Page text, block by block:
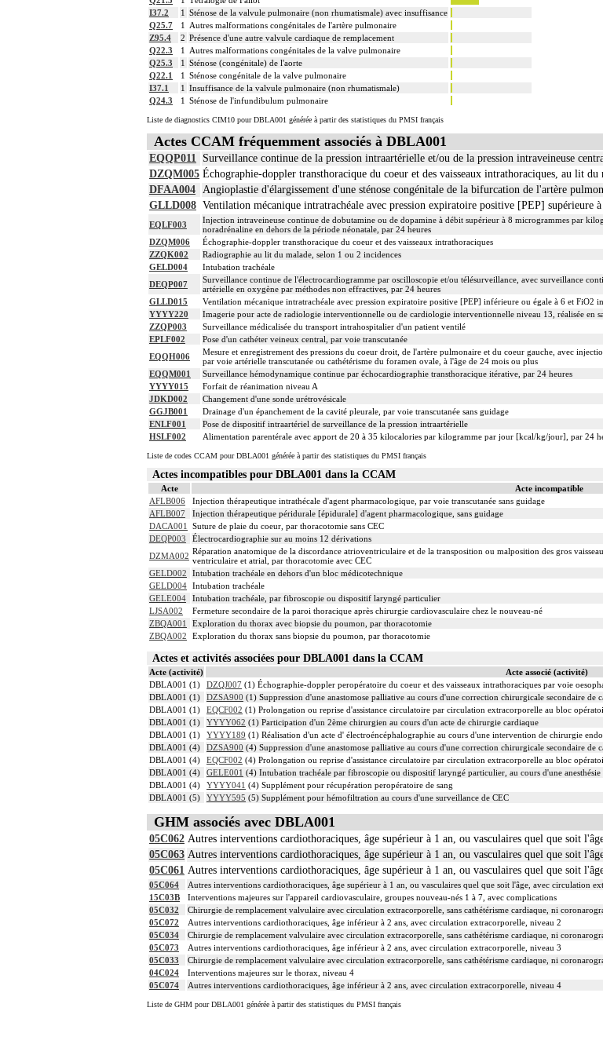
I37.2
1 Sténose de la valvule pulmonaire (non rhumatismale) avec insuffisance
Q25.7
1
Autres malformations congénitales de l'artère pulmonaire
Z95.4
2 Présence d'une autre valvule cardiaque de remplacement
Q22.3
1
Autres malformations congénitales de la valve pulmonaire
Q25.3
1 Sténose (congénitale) de l'aorte
Q22.1
1 Sténose congénitale de la valve pulmonaire
I37.1
1 Insuffisance de la valvule pulmonaire (non rhumatismale)
Q24.3
1 Sténose de l'infundibulum pulmonaire
Liste de diagnostics CIM10 pour DBLA001 générée à partir des statistiques du PMSI français
Actes CCAM fréquemment associés à DBLA001
EQQP011 Surveillance continue de la pression intraartérielle et/ou de la pression intraveineuse
DZQM005 Échographie-doppler transthoracique du coeur et des vaisseaux intrathoraciques, au lit du
DFAA004 Angioplastie d'élargissement d'une sténose congénitale de la bifurcation de l'artère
GLLD008 Ventilation mécanique intratrachéale avec pression expiratoire positive [PEP] supérieure
EQLF003
Injection intraveineuse continue de dobutamine ou de dopamine à débit supérieur à 8 microgrammes par
noradrénaline en dehors de la période néonatale, par 24 heures
DZQM006
Échographie-doppler transthoracique du coeur et des vaisseaux intrathoraciques
ZZQK002
Radiographie au lit du malade, selon 1 ou 2 incidences
GELD004
Intubation trachéale
DEQP007
Surveillance continue de l'électrocardiogramme par oscilloscopie et/ou télésurveillance, avec surveillance
artérielle en oxygène par méthodes non effractives, par 24 heures
GLLD015
Ventilation mécanique intratrachéale avec pression expiratoire positive [PEP] inférieure ou égale à 6 et FiO2
YYYY220
Imagerie pour acte de radiologie interventionnelle ou de cardiologie interventionnelle niveau 13, réalisée en
ZZQP003
Surveillance médicalisée du transport intrahospitalier d'un patient ventilé
EPLF002
Pose d'un cathéter veineux central, par voie transcutanée
EQQH006
Mesure et enregistrement des pressions du coeur droit, de l'artère pulmonaire et du coeur gauche, avec
par voie artérielle transcutanée ou cathétérisme du foramen ovale, à l'âge de 24 mois ou plus
EQQM001
Surveillance hémodynamique continue par échocardiographie transthoracique itérative, par 24 heures
YYYY015
Forfait de réanimation niveau A
JDKD002
Changement d'une sonde urétrovésicale
GGJB001
Drainage d'un épanchement de la cavité pleurale, par voie transcutanée sans guidage
ENLF001
Pose de dispositif intraartériel de surveillance de la pression intraartérielle
HSLF002
Alimentation parentérale avec apport de 20 à 35 kilocalories par kilogramme par jour [kcal/kg/jour], par 24
Liste de codes CCAM pour DBLA001 générée à partir des statistiques du PMSI français
Actes incompatibles pour DBLA001 dans la CCAM
Acte
Acte incompatible
AFLB006
Injection thérapeutique intrathécale d'agent pharmacologique, par voie transcutanée sans guidage
AFLB007
Injection thérapeutique péridurale [épidurale] d'agent pharmacologique, sans guidage
DACA001 Suture de plaie du coeur, par thoracotomie sans CEC
DEQP003
Électrocardiographie sur au moins 12 dérivations
DZMA002 Réparation anatomique de la discordance atrioventriculaire et de la transposition ou malposition des gros
ventriculaire et atrial, par thoracotomie avec CEC
GELD002
Intubation trachéale en dehors d'un bloc médicotechnique
GELD004 Intubation trachéale
GELE004
Intubation trachéale, par fibroscopie ou dispositif laryngé particulier
LJSA002
Fermeture secondaire de la paroi thoracique après chirurgie cardiovasculaire chez le nouveau-né
ZBQA001
Exploration du thorax avec biopsie du poumon, par thoracotomie
ZBQA002
Exploration du thorax sans biopsie du poumon, par thoracotomie
Actes et activités associées pour DBLA001 dans la CCAM
Acte (activité)
Acte associé (activité)
DBLA001 (1)
DZQJ007 (1) Échographie-doppler peropératoire du coeur et des vaisseaux intrathoraciques par voie
DBLA001 (1)
DZSA900 (1) Suppression d'une anastomose palliative au cours d'une correction chirurgicale secondaire de
DBLA001 (1)
EQCF002 (1) Prolongation ou reprise d'assistance circulatoire par circulation extracorporelle au bloc
DBLA001 (1)
YYYY062 (1) Participation d'un 2ème chirurgien au cours d'un acte de chirurgie cardiaque
DBLA001 (1)
YYYY189 (1) Réalisation d'un acte d' électroéncéphalographie au cours d'une intervention de chirurgie
DBLA001 (4)
DZSA900 (4) Suppression d'une anastomose palliative au cours d'une correction chirurgicale secondaire de
DBLA001 (4)
EQCF002 (4) Prolongation ou reprise d'assistance circulatoire par circulation extracorporelle au bloc
DBLA001 (4)
GELE001 (4) Intubation trachéale par fibroscopie ou dispositif laryngé particulier, au cours d'une anesthésie
DBLA001 (4)
YYYY041 (4) Supplément pour récupération peropératoire de sang
DBLA001 (5)
YYYY595 (5) Supplément pour hémofiltration au cours d'une surveillance de CEC
GHM associés avec DBLA001
05C062 Autres interventions cardiothoraciques, âge supérieur à 1 an, ou vasculaires quel que soit
05C063 Autres interventions cardiothoraciques, âge supérieur à 1 an, ou vasculaires quel que soit
05C061 Autres interventions cardiothoraciques, âge supérieur à 1 an, ou vasculaires quel que soit
05C064
Autres interventions cardiothoraciques, âge supérieur à 1 an, ou vasculaires quel que soit l'âge, avec circulation
15C03B
Interventions majeures sur l'appareil cardiovasculaire, groupes nouveau-nés 1 à 7, avec complications
05C032
Chirurgie de remplacement valvulaire avec circulation extracorporelle, sans cathétérisme cardiaque, ni
05C072
Autres interventions cardiothoraciques, âge inférieur à 2 ans, avec circulation extracorporelle, niveau 2
05C034
Chirurgie de remplacement valvulaire avec circulation extracorporelle, sans cathétérisme cardiaque, ni
05C073
Autres interventions cardiothoraciques, âge inférieur à 2 ans, avec circulation extracorporelle, niveau 3
05C033
Chirurgie de remplacement valvulaire avec circulation extracorporelle, sans cathétérisme cardiaque, ni
04C024
Interventions majeures sur le thorax, niveau 4
05C074
Autres interventions cardiothoraciques, âge inférieur à 2 ans, avec circulation extracorporelle, niveau 4
Liste de GHM pour DBLA001 générée à partir des statistiques du PMSI français